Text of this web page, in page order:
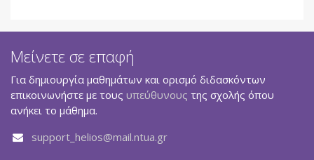
Μείνετε σε επαφή
Για δημιουργία μαθημάτων και ορισμό διδασκόντων
επικοινωνήστε με τους υπεύθυνους της σχολής όπου
ανήκει το μάθημα.
support_helios@mail.ntua.gr